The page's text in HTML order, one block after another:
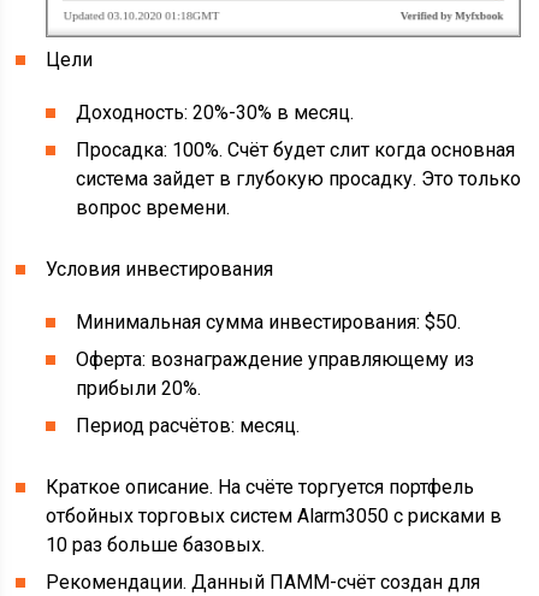
Цели
Доходность: 20%-30% в месяц.
Просадка: 100%. Счёт будет слит когда основная
система зайдет в глубокую просадку. Это только
вопрос времени.
Условия инвестирования
Минимальная сумма инвестирования: $50.
Оферта: вознаграждение управляющему из
прибыли 20%.
Период расчётов: месяц.
Краткое описание. На счёте торгуется портфель
отбойных торговых систем Alarm3050 с рисками в
10 раз больше базовых.
Рекомендации. Данный ПАММ-счёт создан для